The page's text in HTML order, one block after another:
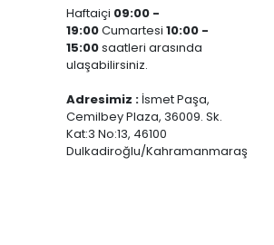
Haftaiçi 09:00 -
19:00Cumartesi10:00 -
15:00saatleri arasında
ulaşabilirsiniz.
Adresimiz : İsmet Paşa,
Cemilbey Plaza, 36009. Sk.
Kat:3 No:13, 46100
Dulkadiroğlu/Kahramanmaraş